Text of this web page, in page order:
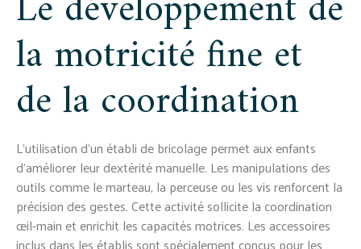
la motricité fine et
de la coordination
L'utilisation d'un établi de bricolage permet aux enfants
d'améliorer leur dextérité manuelle. Les manipulations des
outils comme le marteau, la perceuse ou les vis renforcent la
précision des gestes. Cette activité sollicite la coordination
œil-main et enrichit les capacités motrices. Les accessoires